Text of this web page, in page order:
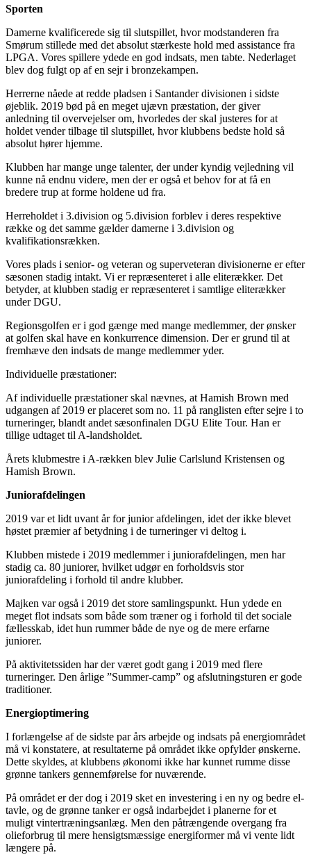
Sporten
Damerne kvalificerede sig til slutspillet, hvor modstanderen fra
Smørum stillede med det absolut stærkeste hold med assistance fra
LPGA. Vores spillere ydede en god indsats, men tabte. Nederlaget
blev dog fulgt op af en sejr i bronzekampen.
Herrerne nåede at redde pladsen i Santander divisionen i sidste
øjeblik. 2019 bød på en meget ujævn præstation, der giver
anledning til overvejelser om, hvorledes der skal justeres for at
holdet vender tilbage til slutspillet, hvor klubbens bedste hold så
absolut hører hjemme.
Klubben har mange unge talenter, der under kyndig vejledning vil
kunne nå endnu videre, men der er også et behov for at få en
bredere trup at forme holdene ud fra.
Herreholdet i 3.division og 5.division forblev i deres respektive
række og det samme gælder damerne i 3.division og
kvalifikationsrækken.
Vores plads i senior- og veteran og superveteran divisionerne er efter
sæsonen stadig intakt. Vi er repræsenteret i alle eliterækker. Det
betyder, at klubben stadig er repræsenteret i samtlige eliterækker
under DGU.
Regionsgolfen er i god gænge med mange medlemmer, der ønsker
at golfen skal have en konkurrence dimension. Der er grund til at
fremhæve den indsats de mange medlemmer yder.
Individuelle præstationer:
Af individuelle præstationer skal nævnes, at Hamish Brown med
udgangen af 2019 er placeret som no. 11 på ranglisten efter sejre i to
turneringer, blandt andet sæsonfinalen DGU Elite Tour. Han er
tillige udtaget til A-landsholdet.
Årets klubmestre i A-rækken blev Julie Carlslund Kristensen og
Hamish Brown.
Juniorafdelingen
2019 var et lidt uvant år for junior afdelingen, idet der ikke blevet
høstet præmier af betydning i de turneringer vi deltog i.
Klubben mistede i 2019 medlemmer i juniorafdelingen, men har
stadig ca. 80 juniorer, hvilket udgør en forholdsvis stor
juniorafdeling i forhold til andre klubber.
Majken var også i 2019 det store samlingspunkt. Hun ydede en
meget flot indsats som både som træner og i forhold til det sociale
fællesskab, idet hun rummer både de nye og de mere erfarne
juniorer.
På aktivitetssiden har der været godt gang i 2019 med flere
turneringer. Den årlige ”Summer-camp” og afslutningsturen er gode
traditioner.
Energioptimering
I forlængelse af de sidste par års arbejde og indsats på energiområdet
må vi konstatere, at resultaterne på området ikke opfylder ønskerne.
Dette skyldes, at klubbens økonomi ikke har kunnet rumme disse
grønne tankers gennemførelse for nuværende.
På området er der dog i 2019 sket en investering i en ny og bedre el-
tavle, og de grønne tanker er også indarbejdet i planerne for et
muligt vintertræningsanlæg. Men den påtrængende overgang fra
olieforbrug til mere hensigtsmæssige energiformer må vi vente lidt
længere på.